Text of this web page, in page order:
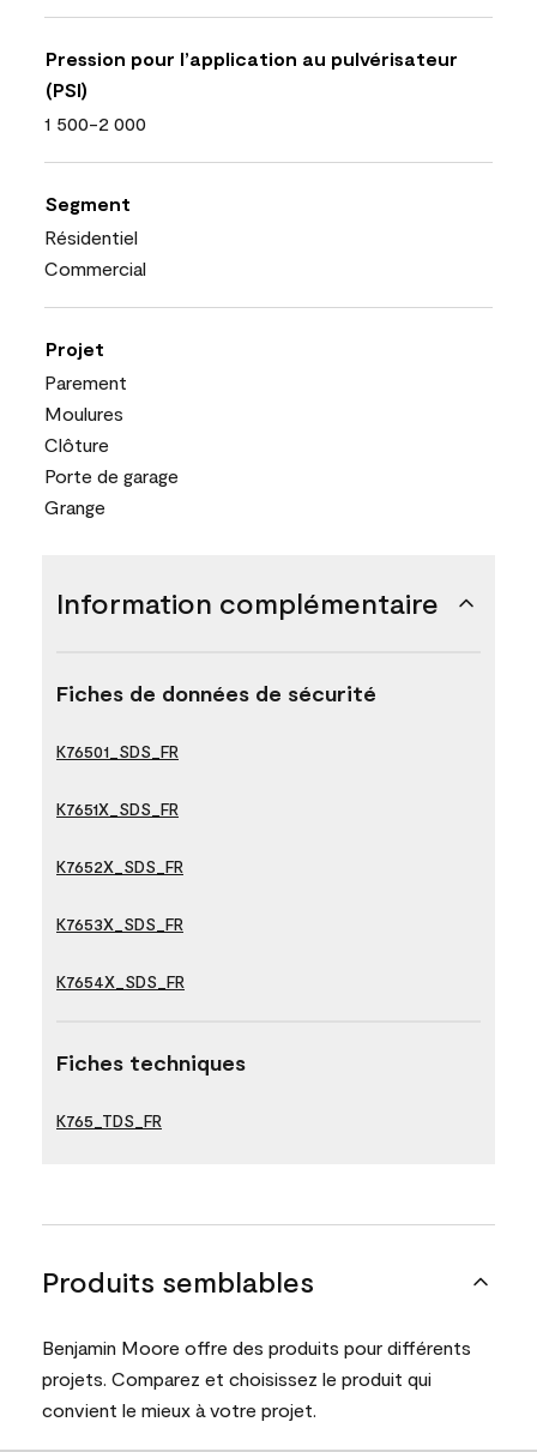
Pression pour l’application au pulvérisateur
(PSI)
1 500-2 000
Segment
Résidentiel
Commercial
Projet
Parement
Moulures
Clôture
Porte de garage
Grange
Information complémentaire
Fiches de données de sécurité
K76501_SDS_FR
K7651X_SDS_FR
K7652X_SDS_FR
K7653X_SDS_FR
K7654X_SDS_FR
Fiches techniques
K765_TDS_FR
Produits semblables
Benjamin Moore offre des produits pour différents
projets. Comparez et choisissez le produit qui
convient le mieux à votre projet.